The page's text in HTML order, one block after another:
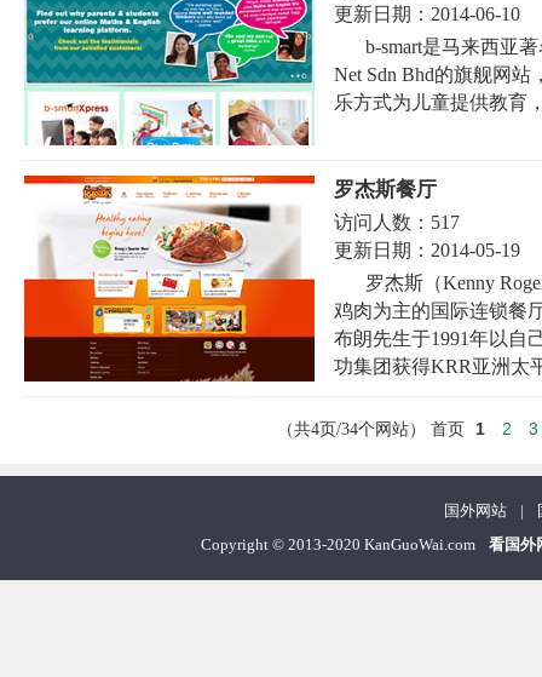
更新日期： 2014-06-10
b-smart是马来西亚
Net Sdn Bhd的旗舰网
乐方式为儿童提供教育
罗杰斯餐厅
访问人数： 517
更新日期： 2014-05-19
罗杰斯（Kenny
鸡肉为主的国际连锁餐
布朗先生于1991年以自
功集团获得KRR亚洲太
（共4页/34个网站） 首页 1 2 3
国外网站 |
Copyright© 2013-2020 KanGuoWai.com 看国外